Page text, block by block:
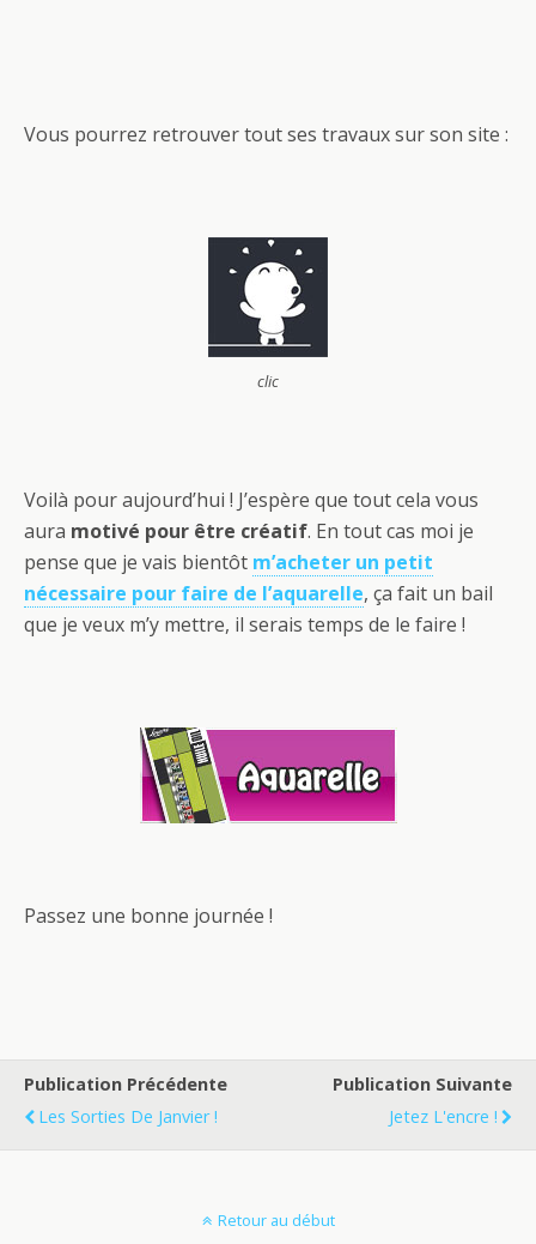
Vous pourrez retrouver tout ses travaux sur son site :
clic
Voilà pour aujourd’hui ! J’espère que tout cela vous
aura motivé pour être créatif. En tout cas moi je
pense que je vais bientôt m’acheter un petit
nécessaire pour faire de l’aquarelle, ça fait un bail
que je veux m’y mettre, il serais temps de le faire !
Passez une bonne journée !
Publication Précédente
Les Sorties De Janvier !
Publication Suivante
Jetez L'encre !
Retour au début